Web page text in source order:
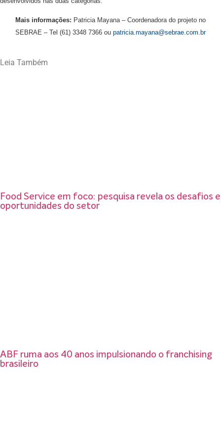
Mais informações: Patricia Mayana – Coordenadora do projeto no
SEBRAE – Tel (61) 3348 7366 ou patricia.mayana@sebrae.com.br
Leia Também
Food Service em foco: pesquisa revela os desafios e
oportunidades do setor
ABF ruma aos 40 anos impulsionando o franchising
brasileiro